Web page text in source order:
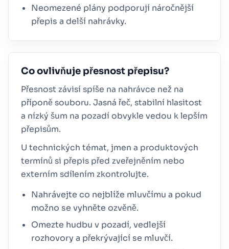
Neomezené plány podporují náročnější
přepis a delší nahrávky.
Co ovlivňuje přesnost přepisu?
Přesnost závisí spíše na nahrávce než na
příponě souboru. Jasná řeč, stabilní hlasitost
a nízký šum na pozadí obvykle vedou k lepším
přepisům.
U technických témat, jmen a produktových
termínů si přepis před zveřejněním nebo
externím sdílením zkontrolujte.
Nahrávejte co nejblíže mluvčímu a pokud
možno se vyhněte ozvěně.
Omezte hudbu v pozadí, vedlejší
rozhovory a překrývající se mluvčí.